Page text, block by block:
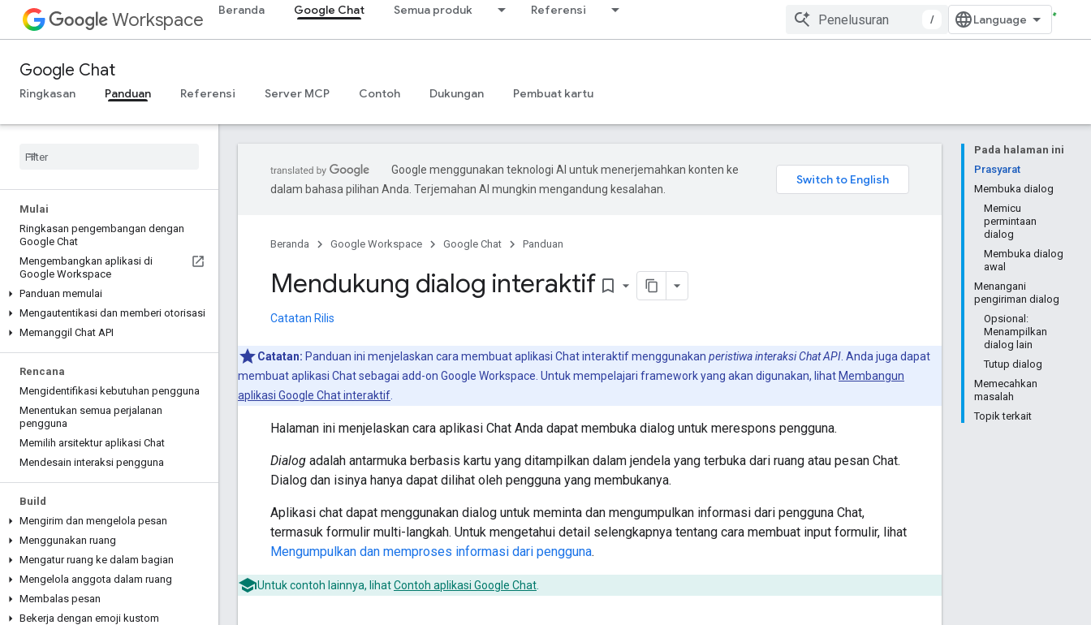
Workspace Beranda Google Chat Semua produk Referensi
/
Google Chat
Ringkasan Panduan Referensi Server MCP Contoh Dukungan Pembuat kartu
Mulai
Ringkasan pengembangan dengan
Google Chat
Mengembangkan aplikasi di
Google Workspace
Panduan memulai
Mengautentikasi dan memberi otorisasi
Memanggil Chat API
Rencana
Mengidentifikasi kebutuhan pengguna
Menentukan semua perjalanan
pengguna
Memilih arsitektur aplikasi Chat
Mendesain interaksi pengguna
Build
Mengirim dan mengelola pesan
Menggunakan ruang
Mengatur ruang ke dalam bagian
Mengelola anggota dalam ruang
Membalas pesan
Bekerja dengan emoji kustom
Pada halaman ini
Prasyarat
Membuka dialog
Memicu
permintaan
dialog
Membuka dialog
awal
Menangani
pengiriman dialog
Opsional:
Menampilkan
dialog lain
Tutup dialog
Memecahkan
masalah
Topik terkait
Google menggunakan teknologi AI untuk menerjemahkan konten ke
dalam bahasa pilihan Anda. Terjemahan AI mungkin mengandung kesalahan.
Beranda Google Workspace Google Chat Panduan
Mendukung dialog interaktif bookmark_border
Catatan Rilis
Catatan: Panduan ini menjelaskan cara membuat aplikasi Chat interaktif menggunakan peristiwa interaksi Chat API . Anda juga dapat
membuat aplikasi Chat sebagai add-on Google Workspace. Untuk mempelajari framework yang akan digunakan, lihat Membangun
aplikasi Google Chat interaktif
Halaman ini menjelaskan cara aplikasi Chat Anda dapat membuka dialog untuk merespons pengguna.
Dialog adalah antarmuka berbasis kartu yang ditampilkan dalam jendela yang terbuka dari ruang atau pesan Chat.
Dialog dan isinya hanya dapat dilihat oleh pengguna yang membukanya.
Aplikasi chat dapat menggunakan dialog untuk meminta dan mengumpulkan informasi dari pengguna Chat,
termasuk formulir multi-langkah. Untuk mengetahui detail selengkapnya tentang cara membuat input formulir, lihat
Mengumpulkan dan memproses informasi dari pengguna.
Untuk contoh lainnya, lihatContoh aplikasi Google Chat